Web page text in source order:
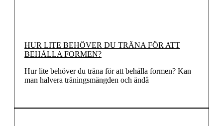
HUR LITE BEHÖVER DU TRÄNA FÖR ATT
BEHÅLLA FORMEN?
Hur lite behöver du träna för att behålla formen? Kan
man halvera träningsmängden och ändå